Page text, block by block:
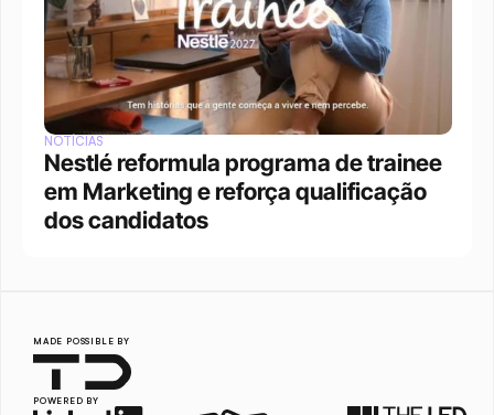
NOTÍCIAS
Nestlé reformula programa de trainee
em Marketing e reforça qualificação
dos candidatos
MADE POSSIBLE BY
POWERED BY